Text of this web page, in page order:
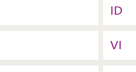
ID
VI